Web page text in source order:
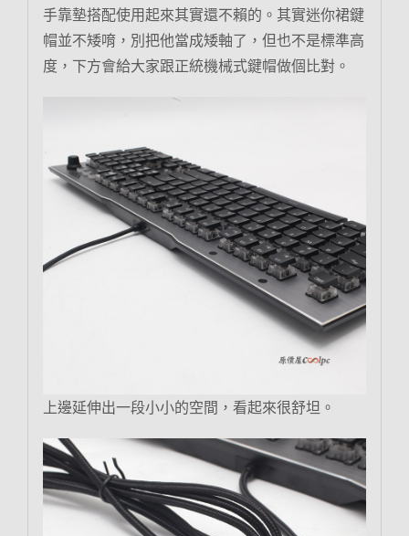
手靠墊搭配使用起來其實還不賴的。其實迷你裙鍵
帽並不矮唷，別把他當成矮軸了，但也不是標準高
度，下方會給大家跟正統機械式鍵帽做個比對。
上邊延伸出一段小小的空間，看起來很舒坦。